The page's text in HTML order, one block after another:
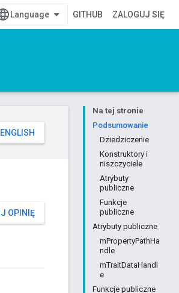
GITHUB ZALOGUJ SIĘ
Na tej stronie
Podsumowanie
Dziedziczenie
Konstruktory i
niszczyciele
Atrybuty
publiczne
Funkcje
publiczne
Atrybuty publiczne
mPropertyPathHa
ndle
mTraitDataHandl
e
Funkcje publiczne
OPINIĘ